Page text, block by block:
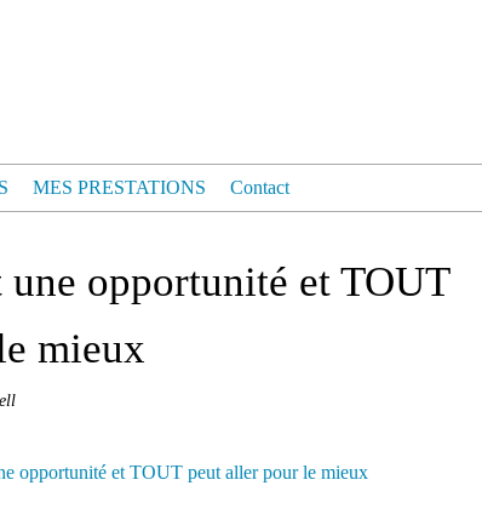
MES PRESTATIONS Contact
une opportunité et TOUT
mieux